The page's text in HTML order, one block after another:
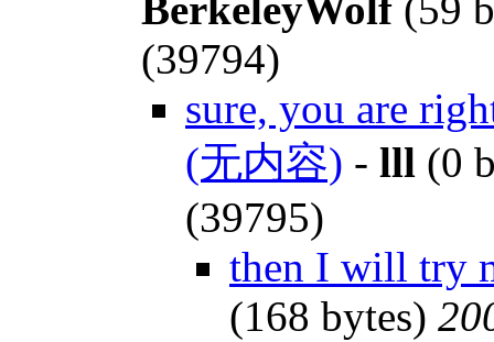
BerkeleyWolf(59
(39794)
sure, you are
(无内容) - lll (0
(39795)
then I will try
(168 bytes)